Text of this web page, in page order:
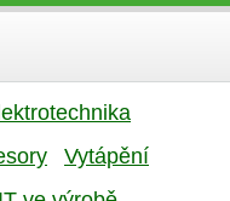
Vytápění